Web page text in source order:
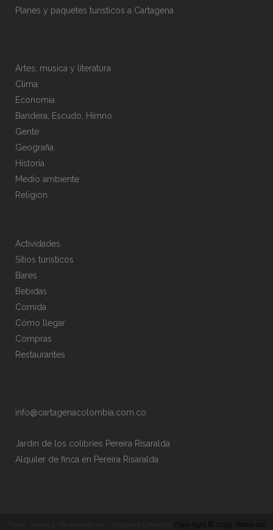
Planes y paquetes turisticos a Cartagena
Artes, musica y literatura
Clima
Economia
Bandera, Escudo, Himno
Gente
Geografia
Historia
Medio ambiente
Religión
Actividades
Sitios turísticos
Bares
Bebidas
Comida
Cómo llegar
Compras
Restaurantes
info@cartagenacolombia.com.co
Jardin de los colibries Pereira Risaralda
Alquiler de finca en Pereira Risaralda
Copyright © 2015. Todos los